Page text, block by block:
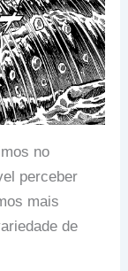
no
perceber
mais
de